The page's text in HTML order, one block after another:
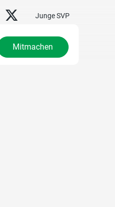
Junge SVP
Mitmachen